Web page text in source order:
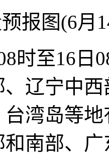
报图(6月
至16日
辽宁中
湾岛等
南部、